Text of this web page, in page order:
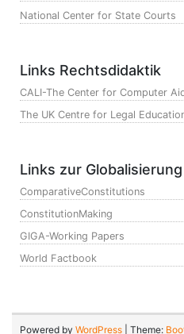
National Center for State Courts
Links Rechtsdidaktik
CALI-The Center for Computer
The UK Centre for Legal
Links zur Globalisierung
ComparativeConstitutions
ConstitutionMaking
GIGA-Working Papers
World Factbook
Powered by WordPress | Theme: